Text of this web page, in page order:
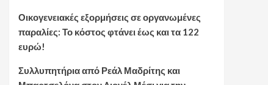
Οικογενειακές εξορμήσεις σε οργανωμένες
παραλίες: Το κόστος φτάνει έως και τα 122
ευρώ!
Συλλυπητήρια από Ρεάλ Μαδρίτης και